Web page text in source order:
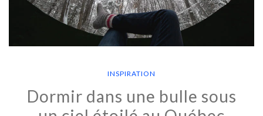
INSPIRATION
Dormir dans une bulle sous